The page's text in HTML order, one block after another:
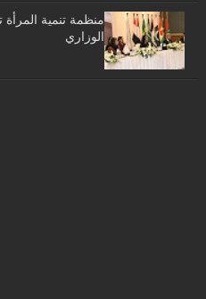
منظمة تنمية المرأة
الوزاري